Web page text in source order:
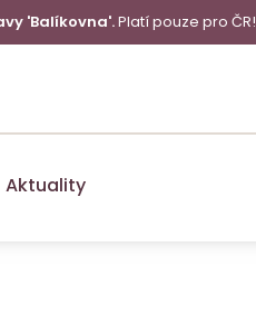
'Balíkovna'.Platí pouze pro ČR!
Aktuality